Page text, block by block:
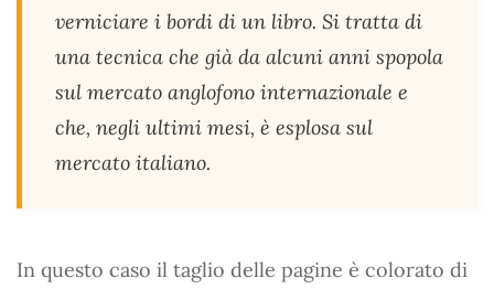
verniciare i bordi di un libro. Si tratta di
una tecnica che già da alcuni anni spopola
sul mercato anglofono internazionale e
che, negli ultimi mesi, è esplosa sul
mercato italiano.
In questo caso il taglio delle pagine è colorato di